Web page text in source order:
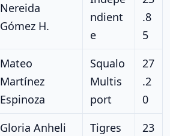
Nereida
Gómez H.
ndient
e
.8
5
Mateo
Martínez
Espinoza
Squalo
Multis
port
27
.2
0
Gloria Anheli
Tigres
23